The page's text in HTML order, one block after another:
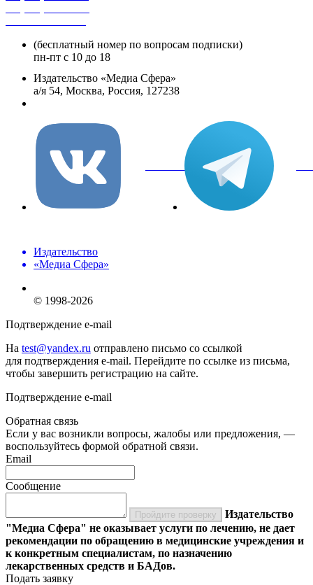
(бесплатный номер по вопросам подписки)
пн-пт с 10 до 18
Издательство «Медиа Сфера»
а/я 54, Москва, Россия, 127238
вКонтакте
Издательство
«Медиа Сфера»
© 1998-2026
Подтверждение e-mail
На test@yandex.ru отправлено письмо со ссылкой
для подтверждения e-mail. Перейдите по ссылке из письма,
чтобы завершить регистрацию на сайте.
Подтверждение e-mail
Обратная связь
Если у вас возникли вопросы, жалобы или предложения, —
воспользуйтесь формой обратной связи.
Email
Сообщение
Пройдите проверку
Издательство
"Медиа Сфера" не оказывает услуги по лечению, не дает
рекомендации по обращению в медицинские учреждения и
к конкретным специалистам, по назначению
лекарственных средств и БАДов.
Подать заявку